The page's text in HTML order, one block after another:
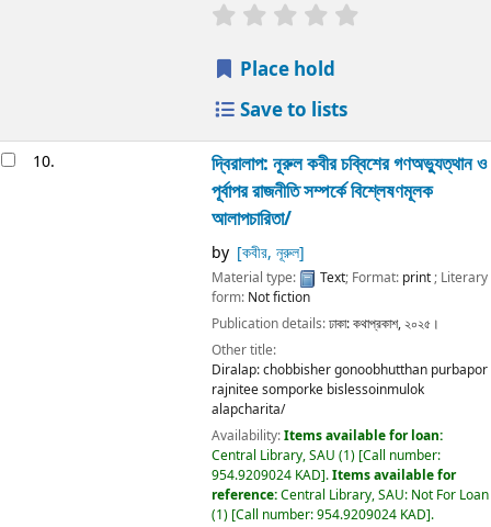
Place hold
Save to lists
10. দ্বিরালাপ: নূরুল কবীরচব্বিশের গণঅভ্যুত্থান ও
পূর্বাপর রাজনীতি সম্পর্কে বিশ্লেষণমূলক
আলাপচারিতা/
by [কবীর, নূরুল]
Material type: Text; Format: print; Literary
form: Not fiction
Publication details:ঢাকা:কথাপ্রকাশ,২০২৫।
Other title:
Diralap: chobbisher gonoobhutthan purbapor
rajnitee somporke bislessoinmulok
alapcharita/
Availability:Items available for loan:
Central Library, SAU (1) Call number:
954.9209024 KAD .Items available for
reference:Central Library, SAU: Not For Loan
(1) Call number:954.9209024 KAD .